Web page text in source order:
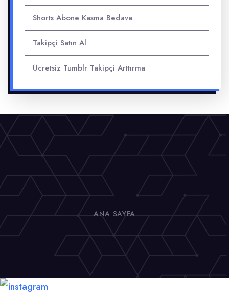
Shorts Abone Kasma Bedava
Takipçi Satın Al
Ücretsiz Tumblr Takipçi Arttırma
ANA SAYFA